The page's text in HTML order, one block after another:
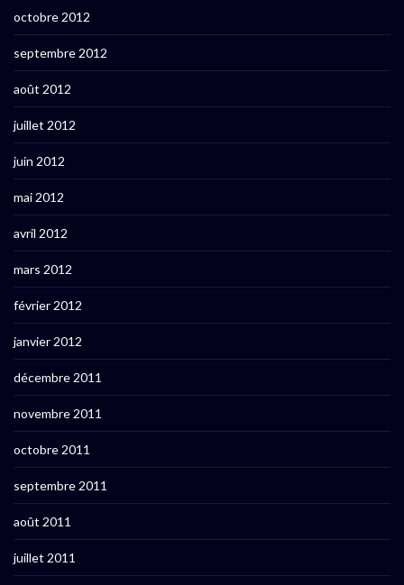
octobre 2012
septembre 2012
août 2012
juillet 2012
juin 2012
mai 2012
avril 2012
mars 2012
février 2012
janvier 2012
décembre 2011
novembre 2011
octobre 2011
septembre 2011
août 2011
juillet 2011